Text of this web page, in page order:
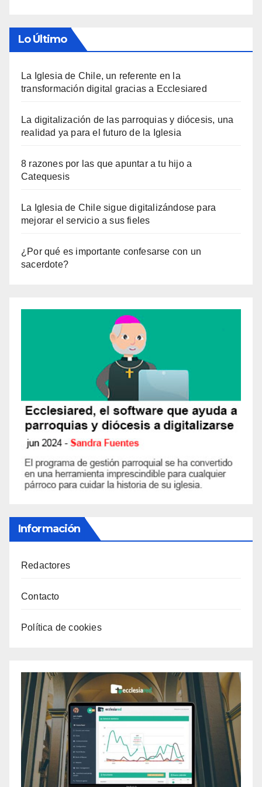
Lo Último
La Iglesia de Chile, un referente en la
transformación digital gracias a Ecclesiared
La digitalización de las parroquias y diócesis, una
realidad ya para el futuro de la Iglesia
8 razones por las que apuntar a tu hijo a
Catequesis
La Iglesia de Chile sigue digitalizándose para
mejorar el servicio a sus fieles
¿Por qué es importante confesarse con un
sacerdote?
Información
Redactores
Contacto
Política de cookies